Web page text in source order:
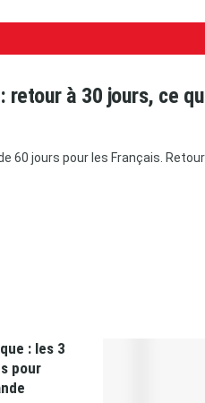
retour à 30 jours, ce
60 jours pour les Français. Retour
: les 3
pour